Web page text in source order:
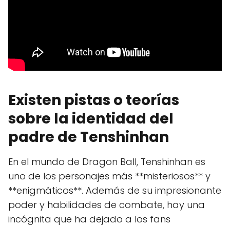
Existen pistas o teorías
sobre la identidad del
padre de Tenshinhan
En el mundo de Dragon Ball, Tenshinhan es
uno de los personajes más **misteriosos** y
**enigmáticos**. Además de su impresionante
poder y habilidades de combate, hay una
incógnita que ha dejado a los fans